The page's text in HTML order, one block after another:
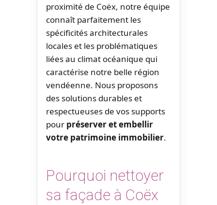
proximité de Coëx, notre équipe
connaît parfaitement les
spécificités architecturales
locales et les problématiques
liées au climat océanique qui
caractérise notre belle région
vendéenne. Nous proposons
des solutions durables et
respectueuses de vos supports
pour préserver et embellir
votre patrimoine immobilier.
Pourquoi nettoyer
sa façade à Coëx